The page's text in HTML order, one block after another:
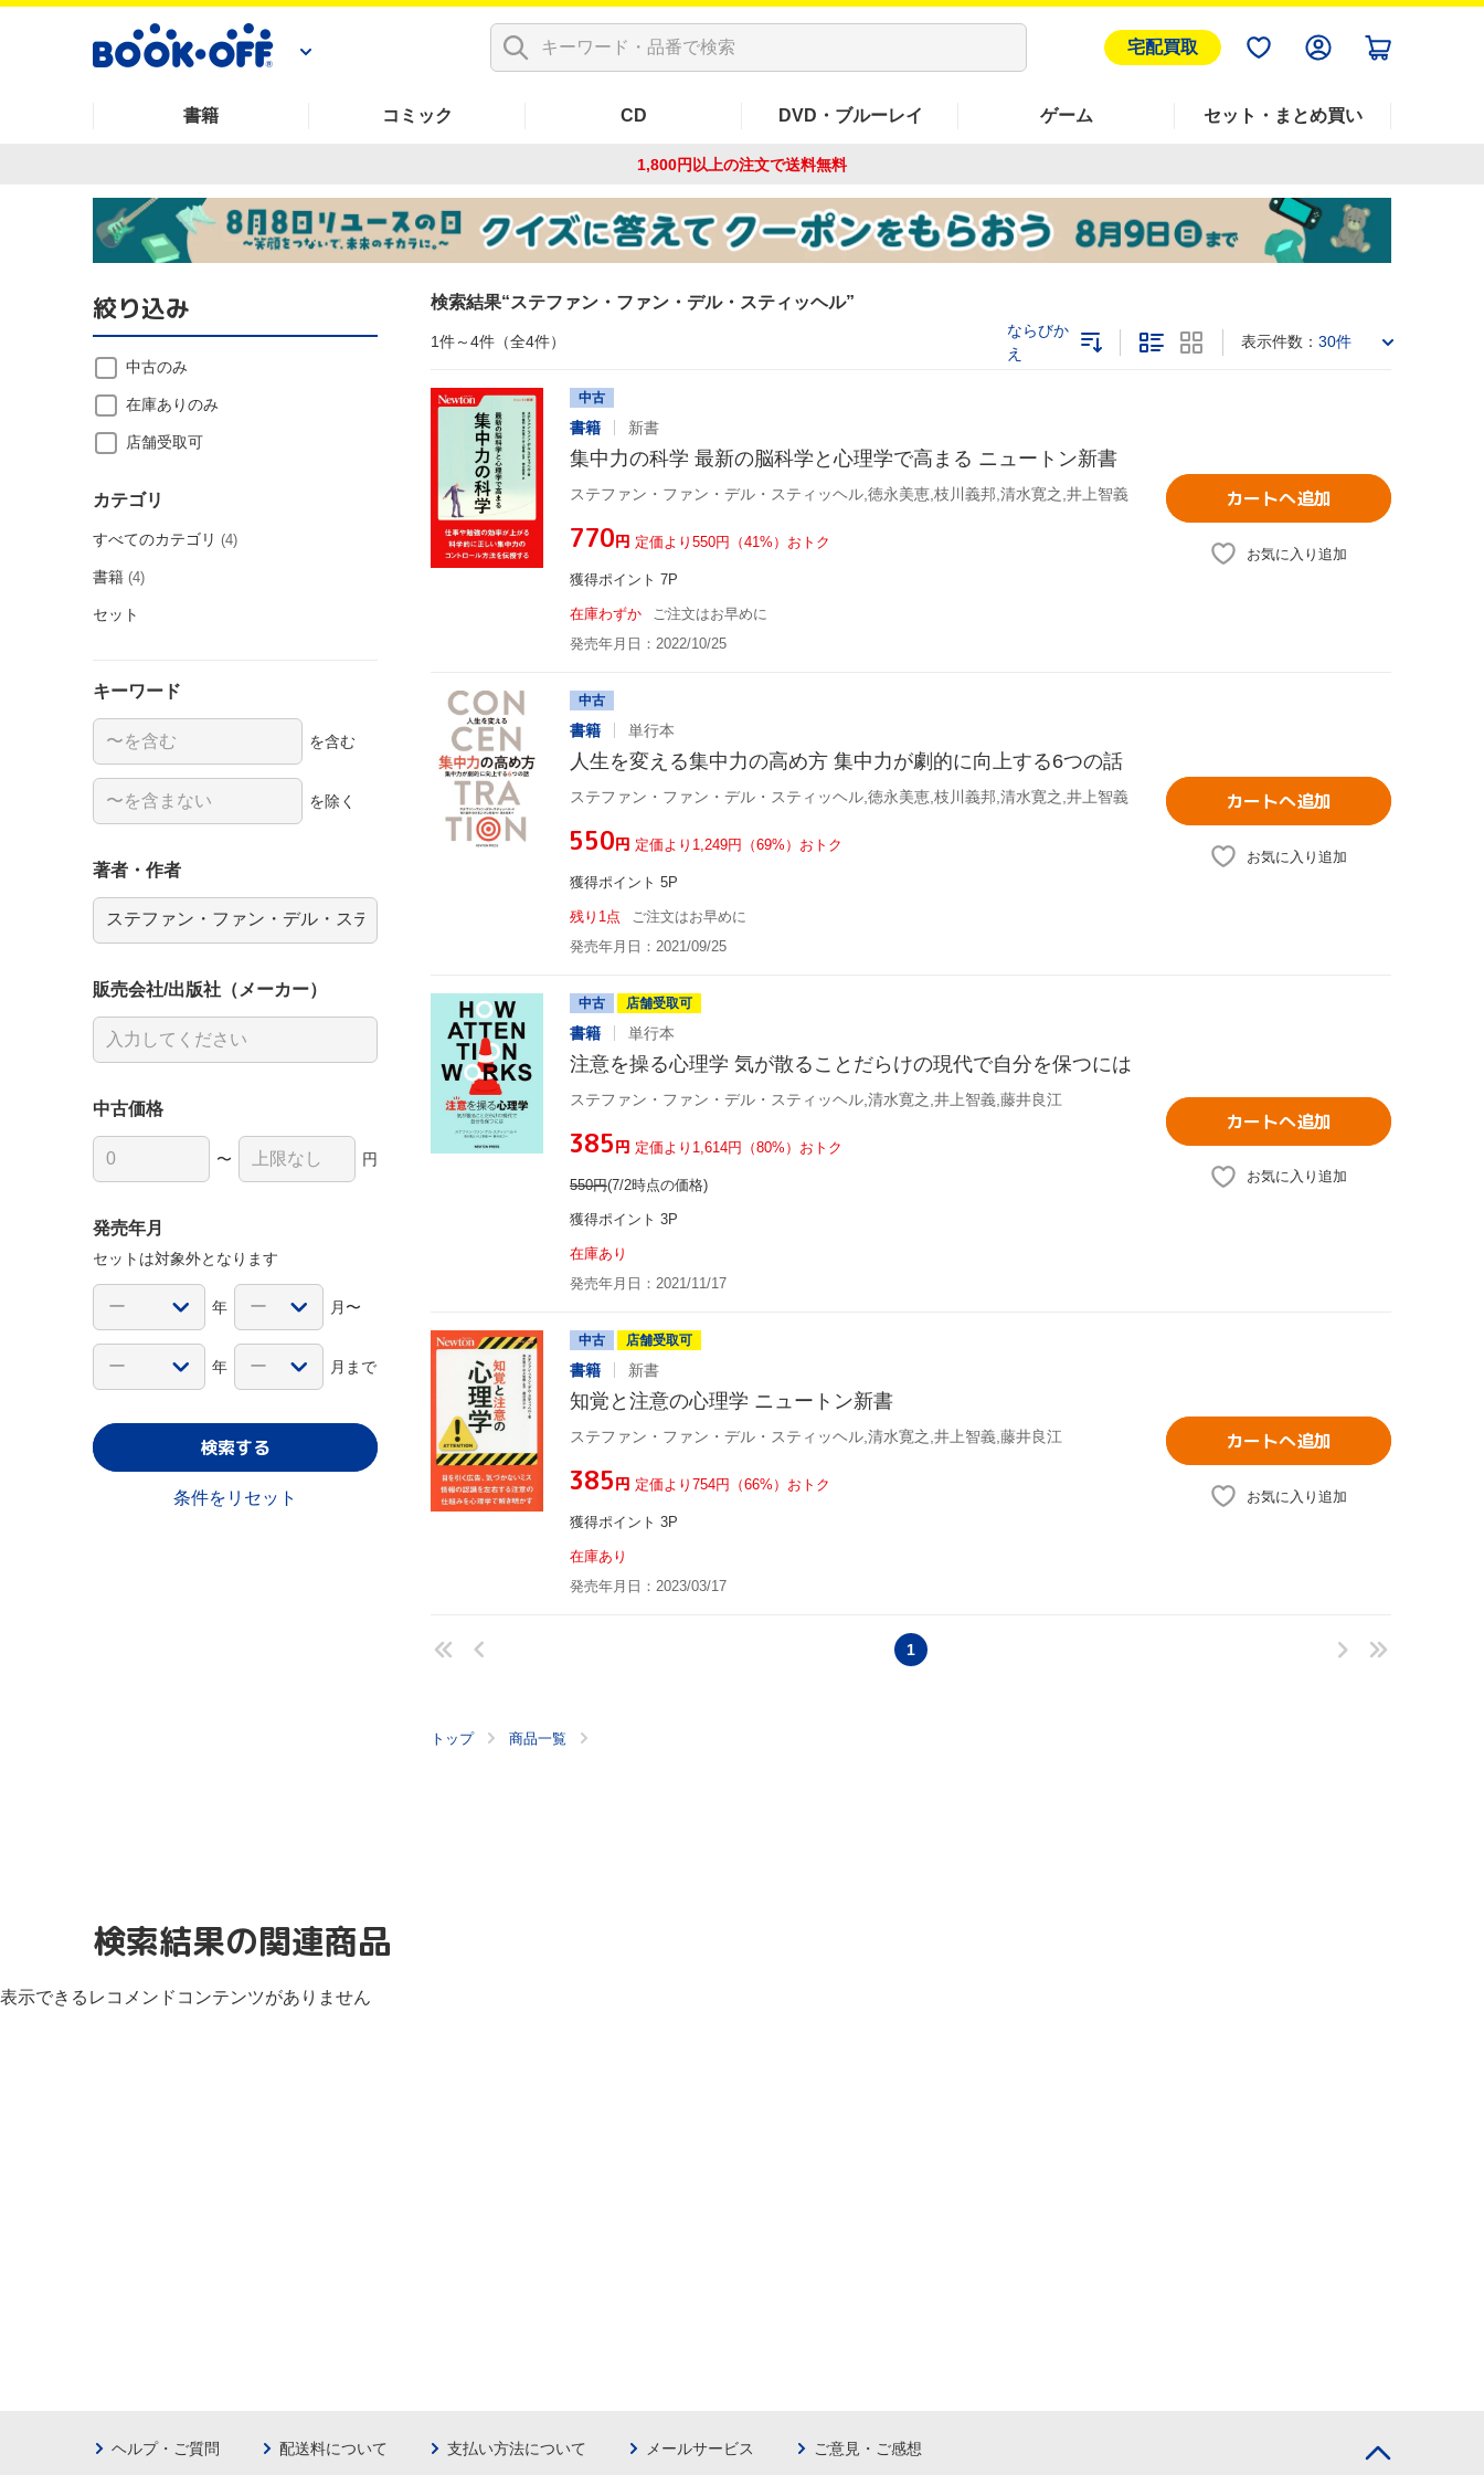
宅配買取
書籍 コミック CD DVD・ブルーレイ ゲーム セット・まとめ買い
1,800円以上の注文で送料無料
検索結果 ステファン・ファン・デル・スティッヘル
1件～4件（全4件）
ならびか
え
表示件数： 30件
中古
書籍 新書
集中力の科学 最新の脳科学と心理学で高まる ニュートン新書
ステファン・ファン・デル・スティッヘル,徳永美恵,枝川義邦,清水寛之,井上智義
¥770円 定価より550円（41%）おトク
獲得ポイント 7P
在庫わずか
ご注文はお早めに
発売年月日：2022/10/25
カートへ追加
お気に入り追加
中古
書籍 単行本
人生を変える集中力の高め方 集中力が劇的に向上する6つの話
ステファン・ファン・デル・スティッヘル,徳永美恵,枝川義邦,清水寛之,井上智義
¥550円 定価より1,249円（69%）おトク
獲得ポイント 5P
残り1点
ご注文はお早めに
発売年月日：2021/09/25
カートへ追加
お気に入り追加
中古 店舗受取可
書籍 単行本
注意を操る心理学 気が散ることだらけの現代で自分を保つには
ステファン・ファン・デル・スティッヘル,清水寛之,井上智義,藤井良江
¥385円 定価より1,614円（80%）おトク
550円(7/2時点の価格)
獲得ポイント 3P
在庫あり
発売年月日：2021/11/17
カートへ追加
お気に入り追加
中古 店舗受取可
書籍 新書
知覚と注意の心理学 ニュートン新書
ステファン・ファン・デル・スティッヘル,清水寛之,井上智義,藤井良江
¥385円 定価より754円（66%）おトク
獲得ポイント 3P
在庫あり
発売年月日：2023/03/17
カートへ追加
お気に入り追加
1
トップ 商品一覧
絞り込み
中古のみ
在庫ありのみ
店舗受取可
カテゴリ
すべてのカテゴリ (4)
書籍 (4)
セット
キーワード
を含む
を除く
著者・作者
販売会社/出版社（メーカー）
中古価格
〜 円
発売年月
セットは対象外となります
年 月〜
年 月まで
検索する
条件をリセット
検索結果の関連商品
表示できるレコメンドコンテンツがありません
ヘルプ・ご質問 配送料について 支払い方法について メールサービス ご意見・ご感想